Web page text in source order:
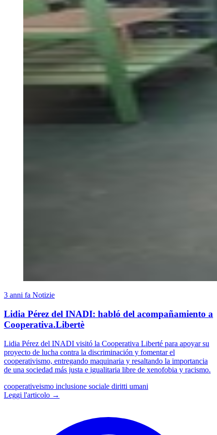
3 anni fa Notizie
Lidia Pérez del INADI: habló del acompañamiento a
Cooperativa.Libertè
Lidia Pérez del INADI visitó la Cooperativa Liberté para apoyar su
proyecto de lucha contra la discriminación y fomentar el
cooperativismo, entregando maquinaria y resaltando la importancia
de una sociedad más justa e igualitaria libre de xenofobia y racismo.
cooperativeismo inclusione sociale diritti umani
Leggi l'articolo →